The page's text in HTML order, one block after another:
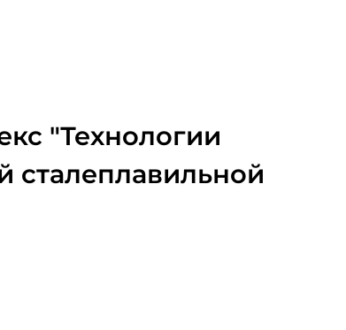
"Технологии
сталеплавильной